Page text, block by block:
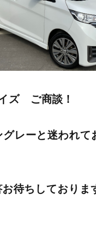
ズ ご商談！
グレーと迷われて
待ちしておりま